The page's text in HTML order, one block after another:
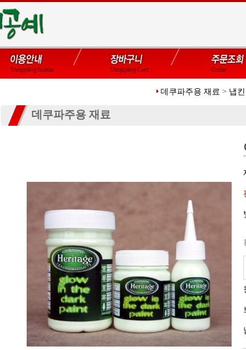
데쿠파주용 재료 > 냅
데쿠파주용 재료